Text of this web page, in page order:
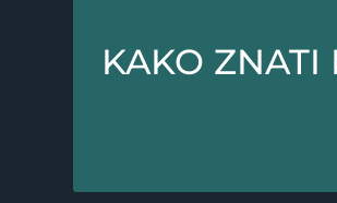
KAKO ZNATI